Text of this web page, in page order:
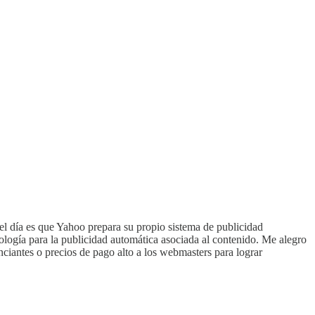
día es que Yahoo prepara su propio sistema de publicidad
para la publicidad automática asociada al contenido. Me alegro
o precios de pago alto a los webmasters para lograr